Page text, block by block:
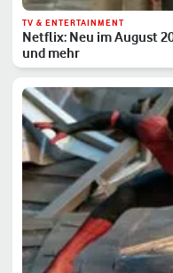
TV & ENTERTAINMENT
Netflix: Neu im August
und mehr